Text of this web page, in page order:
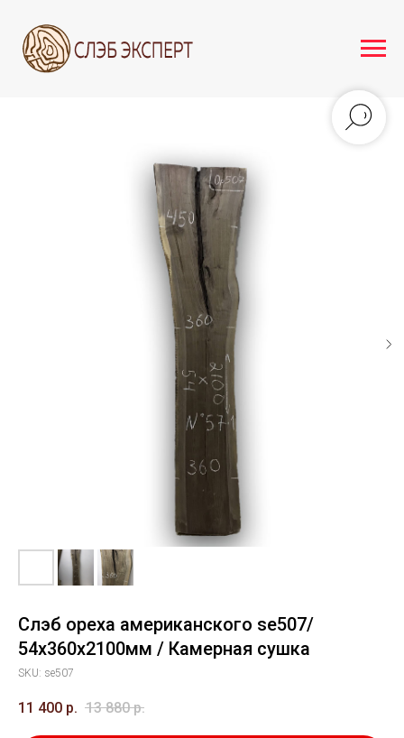
Слэб ореха американского se507/
54х360х2100мм / Камерная сушка
SKU: se507
11 400 р. 13 880 р.